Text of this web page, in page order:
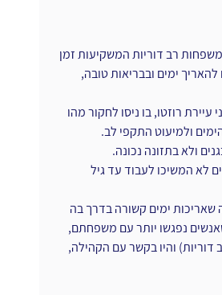
רב דוריות המשקיעות זמן
ימים ובבריאות טובה,
רוזטו, בו ניסו לחקור מהו
ולמיעוט התקפי לב.
ולא בתזונה נכונה.
לא המשיכו לעבוד עד גיל
ימים קשורה בדרך בה
נפגשו יותר עם משפחתם,
דוריות) והיו בקשר עם הקהילה,